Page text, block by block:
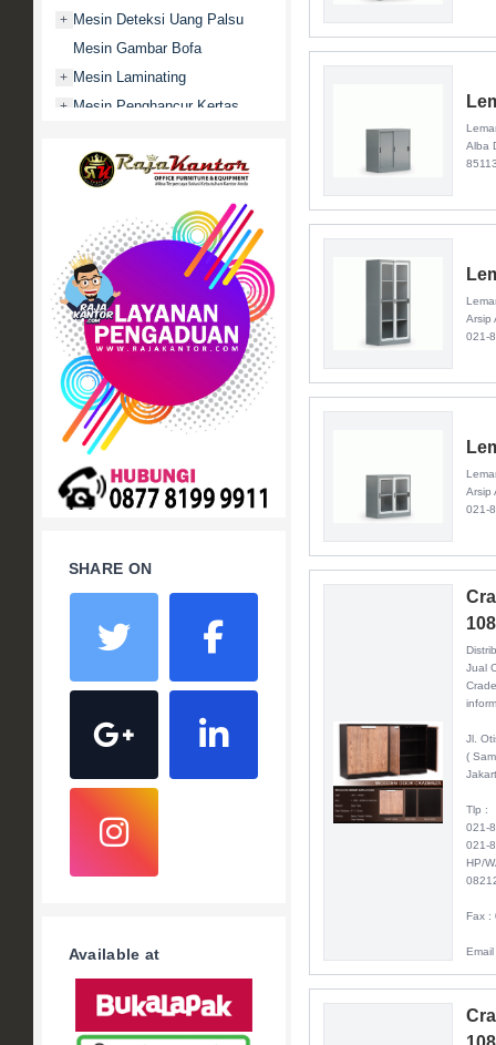
+ Mesin Deteksi Uang Palsu
Mesin Gambar Bofa
+ Mesin Laminating
+ Mesin Penghancur Kertas
Mobile File / Roll O Pack
Movitex
Paper Cutter
Partisi Kantor
Promo
+ Rak Serbaguna
+ Ranjang Besi
+ Sofa Kantor
+ Springbed
White Board / Papan Tulis
SHARE ON
Available at
Alba
Arsip
021-
Arsip
021-
Jual
Jl.
(
Tlp :
021-
021-
HP/
Fax :